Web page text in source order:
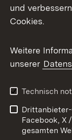
X / Twitter
Youtube
Kontakt
Impressum
und
Cookies.
Weitere
unserer
Technisch
Facebook, X
gesamten